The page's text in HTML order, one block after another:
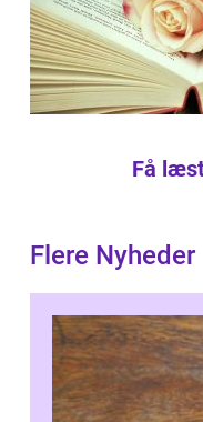
Få
Flere Nyheder